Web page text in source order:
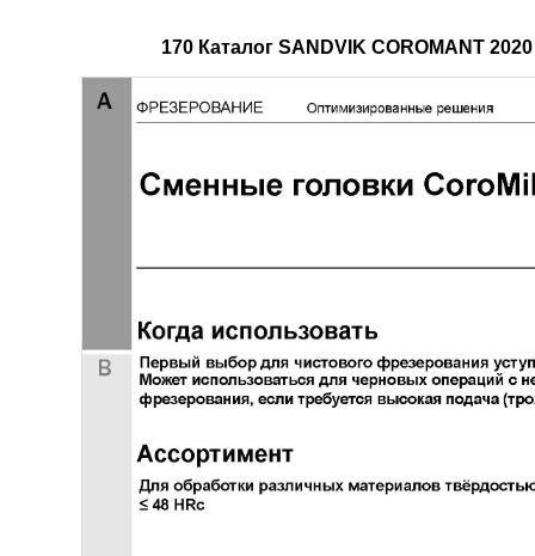
170 Каталог SANDVIK COROMANT